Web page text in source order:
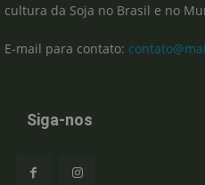
cultura da Soja no Brasil e no
E-mail para contato:
Siga-nos